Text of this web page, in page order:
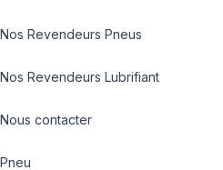
Nos Revendeurs Pneus
Nos Revendeurs Lubrifiant
Nous contacter
Pneu